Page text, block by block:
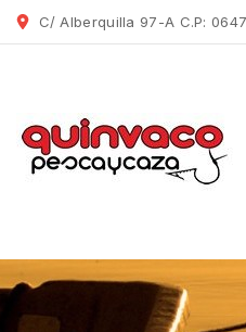
C/ Alberquilla 97-A C.P: